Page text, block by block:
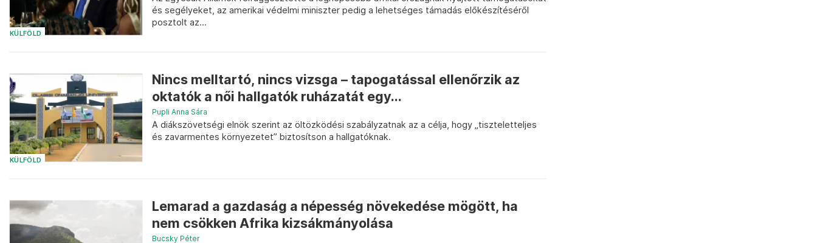
KÜLFÖLD
és segélyeket, az amerikai védelmi miniszter pedig a lehetséges támadás előkészítéséről
posztolt az...
KÜLFÖLD
Nincs melltartó, nincs vizsga – tapogatással ellenőrzik az
oktatók a női hallgatók ruházatát egy...
Pupli Anna Sára
A diákszövetségi elnök szerint az öltözködési szabályzatnak az a célja, hogy „tiszteletteljes
és zavarmentes környezetet” biztosítson a hallgatóknak.
Lemarad a gazdaság a népesség növekedése mögött, ha
nem csökken Afrika kizsákmányolása
Bucsky Péter